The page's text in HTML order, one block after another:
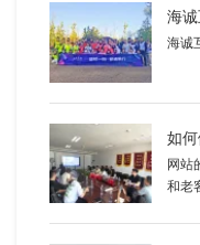
海
海诚
如
网站
和老